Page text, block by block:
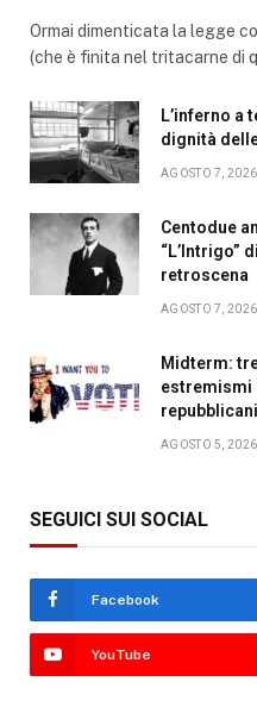
Ormai dimenticata la legge
(che è finita nel tritacarne di
L’inferno a
dignità
AGOSTO 7, 2026
Centodue
“L’Intrigo”
retroscena
AGOSTO 7, 2026
Midterm:
estremismi
repubblicani
AGOSTO 5, 2026
SEGUICI SUI SOCIAL
Facebook
YouTube